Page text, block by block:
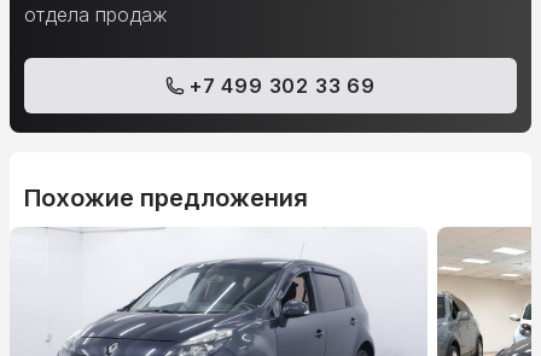
отдела продаж
+7 499 302 33 69
Похожие предложения